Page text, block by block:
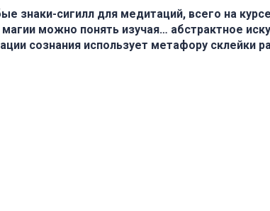
знаки-сигилл для медитаций, всего на
можно понять изучая… абстрактное
сознания использует метафору склейки